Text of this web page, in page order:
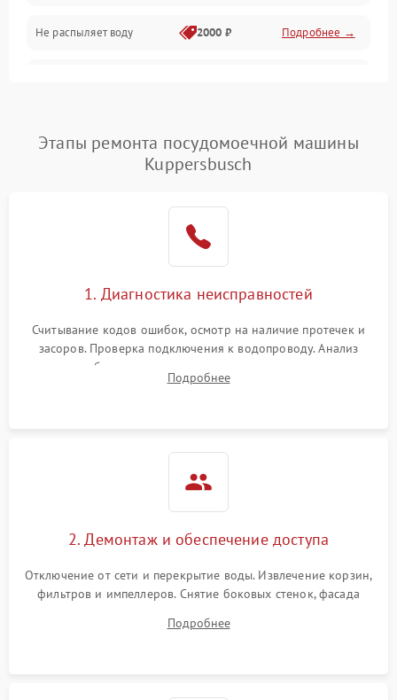
Программное обеспечение
Не распыляет воду 2000 ₽ Подробнее →
Проблемы с набором
воды
1800 ₽ Подробнее →
1700 ₽
циркуляционным насосом
2100 ₽ Подробнее →
Этапы ремонта посудомоечной машины
Kuppersbusch
1. Диагностика неисправностей
Считывание кодов ошибок, осмотр на наличие протечек и
засоров. Проверка подключения к водопроводу. Анализ
жалоб на отсутствие слива, нагрева, вращения
разбрызгивателей или срабатывание системы защиты
Подробнее
2. Демонтаж и обеспечение доступа
Отключение от сети и перекрытие воды. Извлечение корзин,
фильтров и импеллеров. Снятие боковых стенок, фасада
циркуляционному насосу, ТЭНу и сливной помпе.
Подробнее